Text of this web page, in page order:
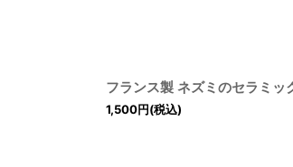
フランス製 ネズミのセラミ
1,500円(税込)